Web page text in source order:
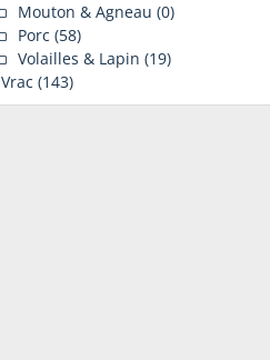
Mouton & Agneau (0)
Porc (58)
Volailles & Lapin (19)
Vrac (143)